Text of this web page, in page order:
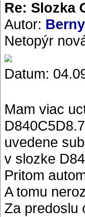
Re: Slozka
Autor: Berny
Netopýr
Datum:
Mam viac
uvedene
v slozke
Pritom
A tomu
Za predoslu